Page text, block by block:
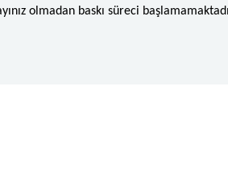
olmadan baskı süreci